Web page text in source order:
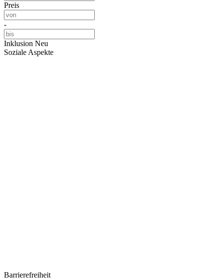
Preis
-
Inklusion Neu
Soziale Aspekte
Barrierefreiheit